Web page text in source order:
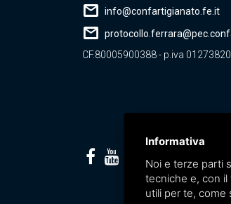
mail info@confartigianato.fe.it
mail
CF.80005900388 - p.iva
Informativa
Noi e terze parti
tecniche e, con il
utili per te, come